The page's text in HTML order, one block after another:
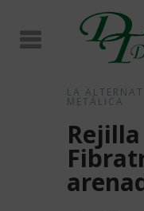
LA
METÁLICA
Rejilla